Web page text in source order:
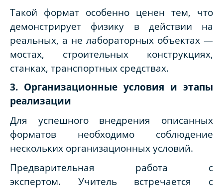
Такой формат особенно ценен тем, что
демонстрирует физику в действии на
реальных, а не лабораторных объектах —
мостах, строительных конструкциях,
станках, транспортных средствах.
3. Организационные условия и этапы
реализации
Для успешного внедрения описанных
форматов необходимо соблюдение
нескольких организационных условий.
Предварительная работа с
экспертом. Учитель встречается с